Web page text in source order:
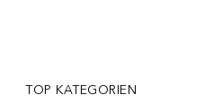
TOP KATEGORIEN